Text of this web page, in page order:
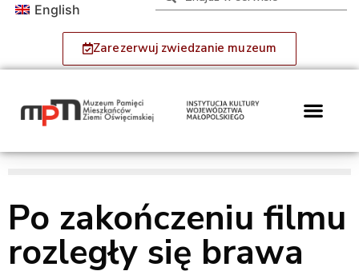
Zarezerwuj zwiedzanie muzeum
English
Po zakończeniu filmu
rozległy się brawa